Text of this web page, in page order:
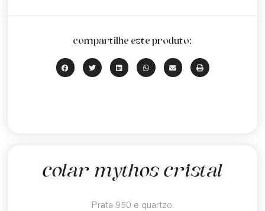
compartilhe este produto:
colar mythos cristal
Prata 950 e quartzo.